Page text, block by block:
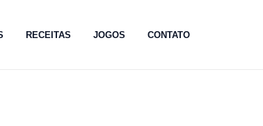
RECEITAS JOGOS CONTATO